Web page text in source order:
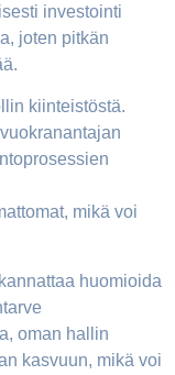
investointi
joten pitkän
kiinteistöstä.
mikä voi
huomioida
oman hallin
kasvuun, mikä voi